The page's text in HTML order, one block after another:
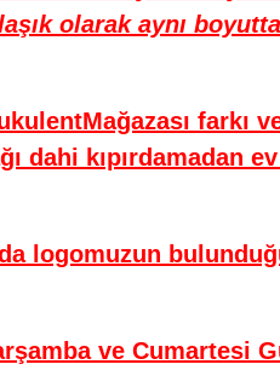
olarak aynı
farkı
dahi kıpırdamadan
logomuzun
ve Cumartesi